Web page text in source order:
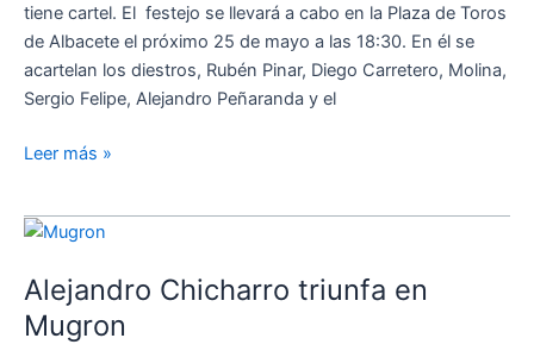
tiene cartel. El festejo se llevará a cabo en la Plaza de Toros
de Albacete el próximo 25 de mayo a las 18:30. En él se
acartelan los diestros, Rubén Pinar, Diego Carretero, Molina,
Sergio Felipe, Alejandro Peñaranda y el
Leer más »
Alejandro Chicharro triunfa en
Mugron
Alejandro
triunfa
en
Mugron